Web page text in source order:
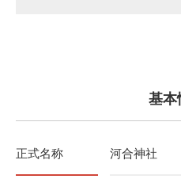
基本
正式名称 河合神社